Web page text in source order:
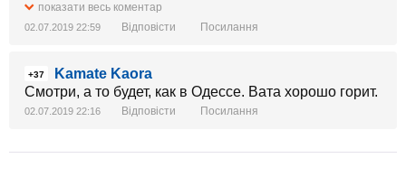
сторонников Зеленского - это доброго слова об
Украине, это патриотической украинской позиции,
"1+1" "Сватов" показывает - их культовое кино, за
уши не оттянешь. Это при том, что "Сваты" - это тест
на интеллектуальную, этическую и эстетическую
показати весь коментар
02.07.2019 22:59 Відповісти Посилання
+37
Kamate Kaora
Смотри, а то будет, как в Одессе. Вата хорошо горит.
02.07.2019 22:16 Відповісти Посилання